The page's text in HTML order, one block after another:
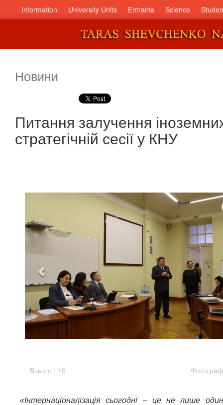
Information University Units Entrants Science
Новини
Питання залучення
стратегічній сесії у КНУ
Всього : 10
«Інтернаціоналізація сьогодні – це
не лише